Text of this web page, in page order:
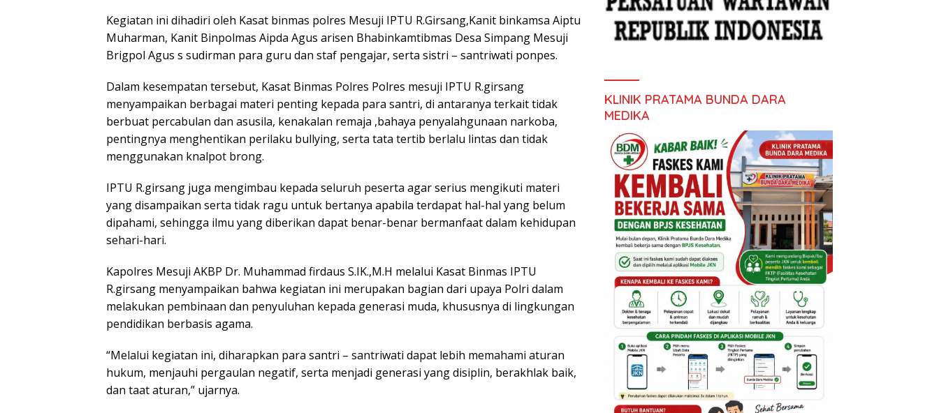
‎Kegiatan ini dihadiri oleh Kasat binmas polres Mesuji IPTU R.Girsang,Kanit binkamsa Aiptu
Muharman, Kanit Binpolmas Aipda Agus arisen Bhabinkamtibmas Desa Simpang Mesuji
Brigpol Agus s sudirman para guru dan staf pengajar, serta sistri – santriwati ponpes.
‎Dalam kesempatan tersebut, Kasat Binmas Polres Polres mesuji IPTU R.girsang
menyampaikan berbagai materi penting kepada para santri, di antaranya terkait tidak
berbuat percabulan dan asusila, kenakalan remaja ,bahaya penyalahgunaan narkoba,
pentingnya menghentikan perilaku bullying, serta tata tertib berlalu lintas dan tidak
menggunakan knalpot brong.
‎IPTU R.girsang juga mengimbau kepada seluruh peserta agar serius mengikuti materi
yang disampaikan serta tidak ragu untuk bertanya apabila terdapat hal-hal yang belum
dipahami, sehingga ilmu yang diberikan dapat benar-benar bermanfaat dalam kehidupan
sehari-hari.
‎Kapolres Mesuji AKBP Dr. Muhammad firdaus S.IK.,M.H melalui Kasat Binmas IPTU
R.girsang menyampaikan bahwa kegiatan ini merupakan bagian dari upaya Polri dalam
melakukan pembinaan dan penyuluhan kepada generasi muda, khususnya di lingkungan
pendidikan berbasis agama.
‎“Melalui kegiatan ini, diharapkan para santri – santriwati dapat lebih memahami aturan
hukum, menjauhi pergaulan negatif, serta menjadi generasi yang disiplin, berakhlak baik,
dan taat aturan,” ujarnya.
KLINIK PRATAMA BUNDA DARA
MEDIKA